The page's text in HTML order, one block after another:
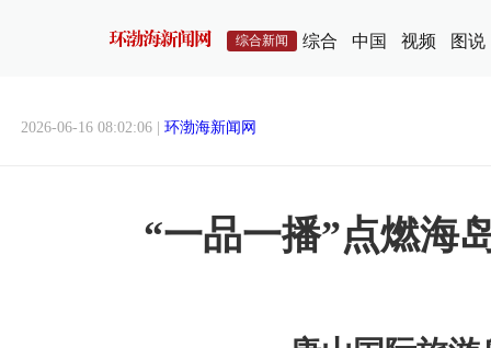
综合新闻 综合 中国 视频 图说
2026-06-16 08:02:06 | 环渤海新闻网
“一品一播”点燃海